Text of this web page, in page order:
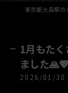
1月もた
ました🙏💖
2026/01/30